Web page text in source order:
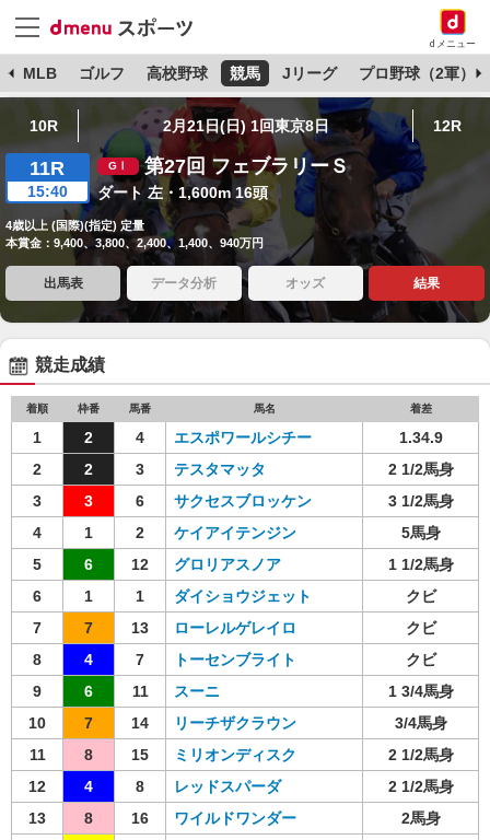
dメニュー
MLB ゴルフ 高校野球 競馬 Jリーグ プロ野球（2軍）
10R 2月21日(日) 1回東京8日 12R
11R
15:40
第27回 フェブラリーＳ
ダート 左・1,600m 16頭
4歳以上 (国際)(指定) 定量
本賞金：9,400、3,800、2,400、1,400、940万円
出馬表 データ分析 オッズ 結果
競走成績
着順 枠番 馬番 馬名 着差
1 2 4 エスポワールシチー
1.34.9
2
2 3 テスタマッタ
2 1/2馬身
3
3 6 サクセスブロッケン
3 1/2馬身
4
1 2 ケイアイテンジン
5馬身
5
6 12 グロリアスノア
1 1/2馬身
6
1 1 ダイショウジェット
クビ
7
7 13 ローレルゲレイロ
クビ
8
4 7 トーセンブライト
クビ
9
6 11 スーニ
1 3/4馬身
10
7 14 リーチザクラウン
3/4馬身
11
8 15 ミリオンディスク
2 1/2馬身
12
4 8 レッドスパーダ
2 1/2馬身
13
8 16 ワイルドワンダー
2馬身